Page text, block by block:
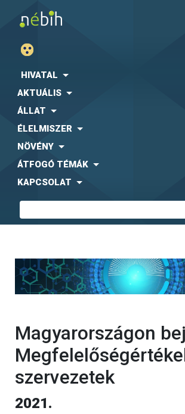
HIVATAL
AKTUÁLIS
ÁLLAT
ÉLELMISZER
NÖVÉNY
ÁTFOGÓ TÉMÁK
KAPCSOLAT
Magyarországon
szervezetek
2021.